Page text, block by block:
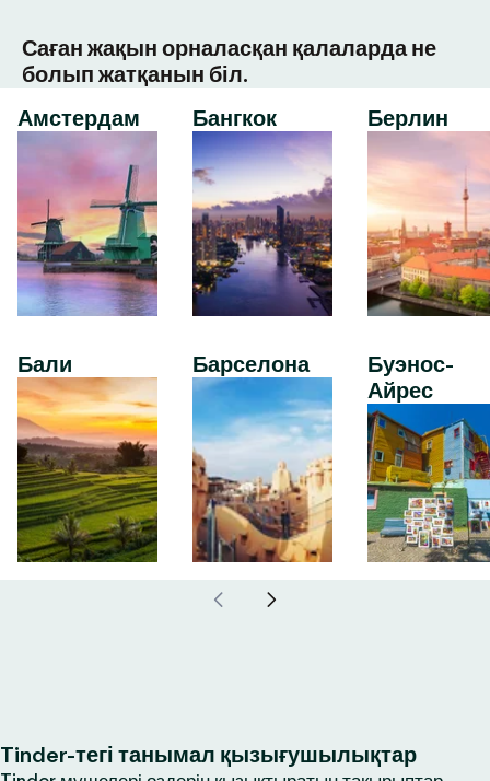
Саған жақын орналасқан қалаларда не
болып жатқанын біл.
Амстердам
Бали
Бангкок
Барселона
Берлин
Буэнос-
Айрес
Tinder-тегі танымал қызығушылықтар